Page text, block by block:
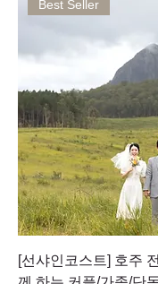
Best Seller
[선샤인코스트] 호주